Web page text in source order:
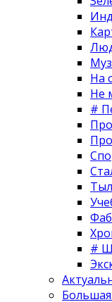
На
Не
#
#